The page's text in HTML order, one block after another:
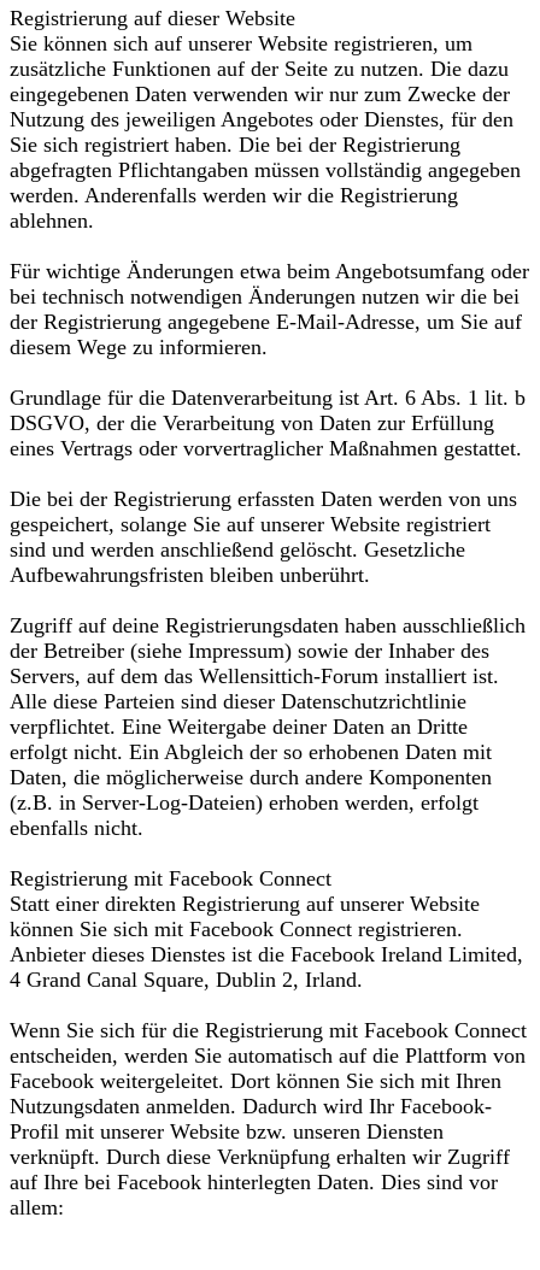
Registrierung auf dieser Website
Sie können sich auf unserer Website registrieren, um
zusätzliche Funktionen auf der Seite zu nutzen. Die dazu
eingegebenen Daten verwenden wir nur zum Zwecke der
Nutzung des jeweiligen Angebotes oder Dienstes, für den
Sie sich registriert haben. Die bei der Registrierung
abgefragten Pflichtangaben müssen vollständig angegeben
werden. Anderenfalls werden wir die Registrierung
ablehnen.
Für wichtige Änderungen etwa beim Angebotsumfang oder
bei technisch notwendigen Änderungen nutzen wir die bei
der Registrierung angegebene E-Mail-Adresse, um Sie auf
diesem Wege zu informieren.
Grundlage für die Datenverarbeitung ist Art. 6 Abs. 1 lit. b
DSGVO, der die Verarbeitung von Daten zur Erfüllung
eines Vertrags oder vorvertraglicher Maßnahmen gestattet.
Die bei der Registrierung erfassten Daten werden von uns
gespeichert, solange Sie auf unserer Website registriert
sind und werden anschließend gelöscht. Gesetzliche
Aufbewahrungsfristen bleiben unberührt.
Zugriff auf deine Registrierungsdaten haben ausschließlich
der Betreiber (siehe Impressum) sowie der Inhaber des
Servers, auf dem das Wellensittich-Forum installiert ist.
Alle diese Parteien sind dieser Datenschutzrichtlinie
verpflichtet. Eine Weitergabe deiner Daten an Dritte
erfolgt nicht. Ein Abgleich der so erhobenen Daten mit
Daten, die möglicherweise durch andere Komponenten
(z.B. in Server-Log-Dateien) erhoben werden, erfolgt
ebenfalls nicht.
Registrierung mit Facebook Connect
Statt einer direkten Registrierung auf unserer Website
können Sie sich mit Facebook Connect registrieren.
Anbieter dieses Dienstes ist die Facebook Ireland Limited,
4 Grand Canal Square, Dublin 2, Irland.
Wenn Sie sich für die Registrierung mit Facebook Connect
entscheiden, werden Sie automatisch auf die Plattform von
Facebook weitergeleitet. Dort können Sie sich mit Ihren
Nutzungsdaten anmelden. Dadurch wird Ihr Facebook-
Profil mit unserer Website bzw. unseren Diensten
verknüpft. Durch diese Verknüpfung erhalten wir Zugriff
auf Ihre bei Facebook hinterlegten Daten. Dies sind vor
allem: